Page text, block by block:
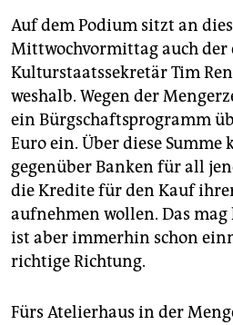
Auf dem Podium sitzt an
Mittwochvormittag auch der
Kulturstaatssekretär Tim
weshalb. Wegen der
ein Bürgschaftsprogramm
Euro ein. Über diese Summe
gegenüber Banken für all
die Kredite für den Kauf
aufnehmen wollen. Das
ist aber immerhin schon
richtige Richtung.
Fürs Atelierhaus in der